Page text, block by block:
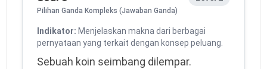
Pilihan Ganda Kompleks (Jawaban Ganda)
Indikator: Menjelaskan makna dari berbagai
pernyataan yang terkait dengan konsep peluang.
Sebuah koin seimbang dilempar.